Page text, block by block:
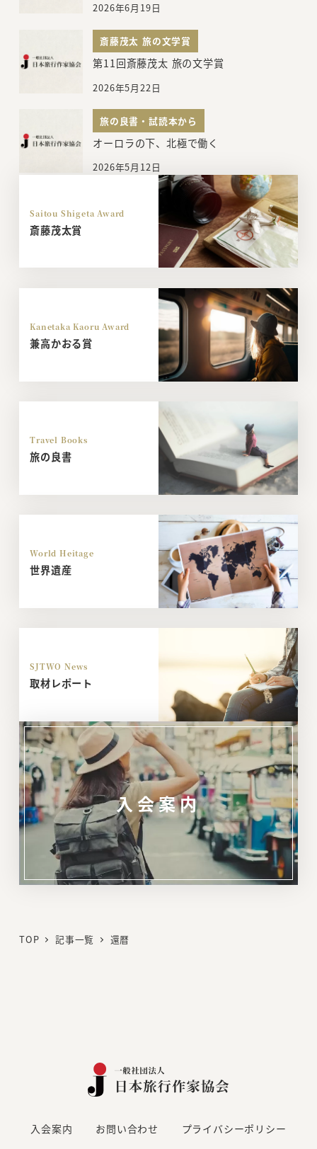
2026年6月19日
斎藤茂太 旅の文学賞
第11回斎藤茂太 旅の文学賞
2026年5月22日
旅の良書・試読本から
オーロラの下、北極で働く
2026年5月12日
Saitou Shigeta Award
斎藤茂太賞
Kanetaka Kaoru Award
兼高かおる賞
Travel Books
旅の良書
World Heitage
世界遺産
SJTWO News
取材レポート
入会案内
TOP 記事一覧 還暦
入会案内 お問い合わせ プライバシーポリシー